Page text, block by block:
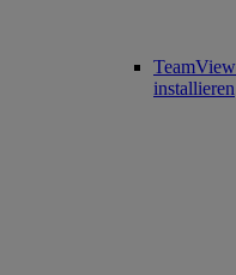
installieren